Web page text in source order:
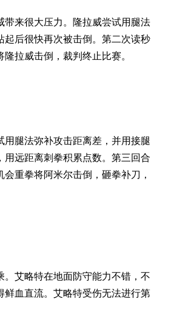
来很大压力。隆拉威尝试用腿法
后很快再次被击倒。第二次读秒
拉威击倒，裁判终止比赛。
腿法弥补攻击距离差，并用接腿
远距离刺拳积累点数。第三回合
重拳将阿米尔击倒，砸拳补刀，
艾略特在地面防守能力不错，不
血直流。艾略特受伤无法进行第